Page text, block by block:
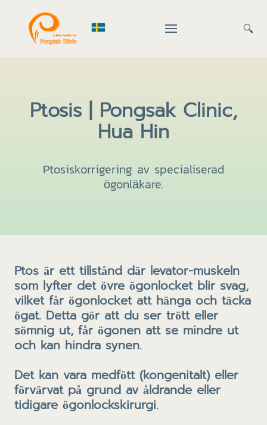
🔍
Ptosis | Pongsak Clinic,
Hua Hin
Ptosiskorrigering av specialiserad
ögonläkare.
Ptos är ett tillstånd där levator-muskeln
som lyfter det övre ögonlocket blir svag,
vilket får ögonlocket att hänga och täcka
ögat. Detta gör att du ser trött eller
sömnig ut, får ögonen att se mindre ut
och kan hindra synen.
Det kan vara medfött (kongenitalt) eller
förvärvat på grund av åldrande eller
tidigare ögonlockskirurgi.